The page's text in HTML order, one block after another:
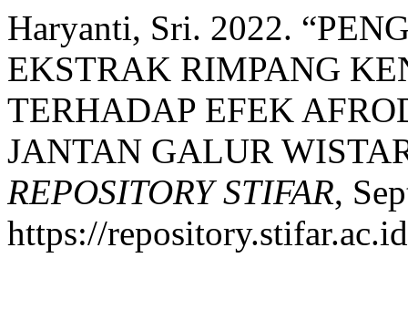
Haryanti, Sri. 2022.
EKSTRAK RIMPANG
TERHADAP EFEK
JANTAN GALUR
REPOSITORY STIFAR,
https://